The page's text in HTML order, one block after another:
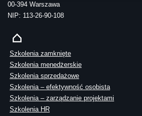
00-394 Warszawa
NIP: 113-26-90-108
Szkolenia zamknięte
Szkolenia menedżerskie
Szkolenia sprzedażowe
Szkolenia – efektywność osobista
Szkolenia – zarządzanie projektami
Szkolenia HR